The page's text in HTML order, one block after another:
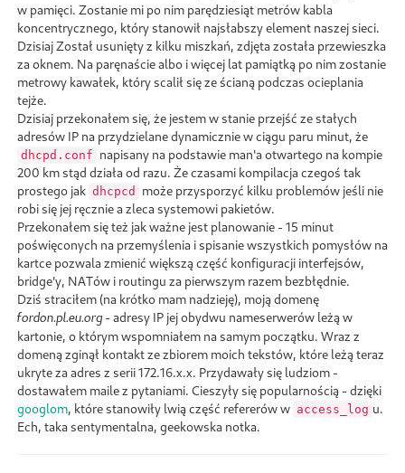
w pamięci. Zostanie mi po nim parędziesiąt metrów kabla
koncentrycznego, który stanowił najsłabszy element naszej sieci.
Dzisiaj Został usunięty z kilku miszkań, zdjęta została przewieszka
za oknem. Na paręnaście albo i więcej lat pamiątką po nim zostanie
metrowy kawałek, który scalił się ze ścianą podczas ocieplania
tejże.
Dzisiaj przekonałem się, że jestem w stanie przejść ze stałych
adresów IP na przydzielane dynamicznie w ciągu paru minut, że
dhcpd.conf napisany na podstawie man'a otwartego na kompie
200 km stąd działa od razu. Że czasami kompilacja czegoś tak
prostego jak dhcpcd
może przysporzyć kilku problemów jeśli nie
robi się jej ręcznie a zleca systemowi pakietów.
Przekonałem się też jak ważne jest planowanie - 15 minut
poświęconych na przemyślenia i spisanie wszystkich pomysłów na
kartce pozwala zmienić większą część konfiguracji interfejsów,
bridge'y, NATów i routingu za pierwszym razem bezbłędnie.
Dziś straciłem (na krótko mam nadzieję), moją domenę
fordon.pl.eu.org- adresy IP jej obydwu nameserwerów leżą w
kartonie, o którym wspomniałem na samym początku. Wraz z
domeną zginął kontakt ze zbiorem moich tekstów, które leżą teraz
ukryte za adres z serii 172.16.x.x. Przydawały się ludziom -
dostawałem maile z pytaniami. Cieszyły się popularnością - dzięki
googlom, które stanowiły lwią część refererów w access_log u.
Ech, taka sentymentalna, geekowska notka.